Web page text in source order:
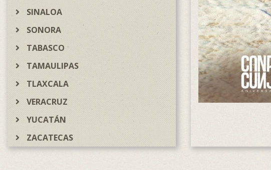
SINALOA
SONORA
TABASCO
TAMAULIPAS
TLAXCALA
VERACRUZ
YUCATÁN
ZACATECAS